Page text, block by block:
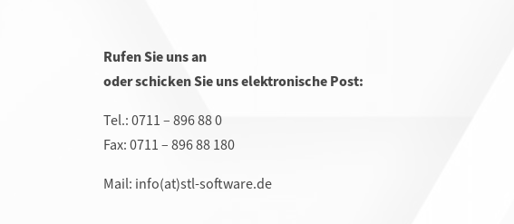
Rufen Sie uns an
oder schicken Sie uns elektronische Post:
Tel.: 0711 – 896 88 0
Fax: 0711 – 896 88 180
Mail: info(at)stl-software.de